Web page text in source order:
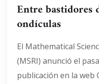
Entre bastidores
ondículas
El Mathematical
(MSRI) anunció el
publicación en la web